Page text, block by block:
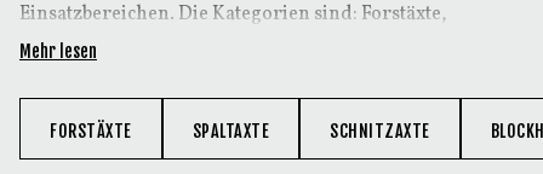
Einsatzbereichen. Die Kategorien sind: Forstäxte,
Spaltäxte, Schnitzäxte, Blockbau- und
Neben den Äxten gibt es außerdem ein Sortiment an
Produkten zur Axtpflege sowie Merchandising für alle,
die Äxte lieben.
Mehr lesen
FORSTÄXTE SPALTAXTE SCHNITZAXTE